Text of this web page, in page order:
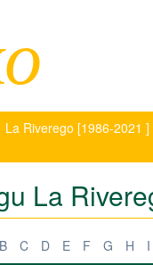
La Riverego [1986-2021 ]
La
B C D E F G H I